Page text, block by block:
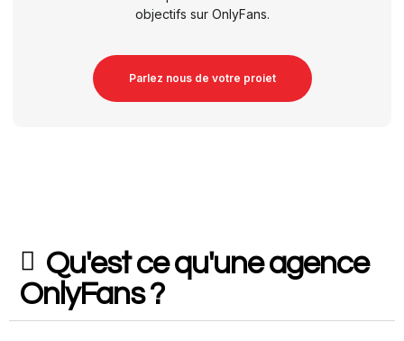
objectifs sur OnlyFans.
Parlez nous de votre proiet
Qu'est ce qu'une agence
OnlyFans ?